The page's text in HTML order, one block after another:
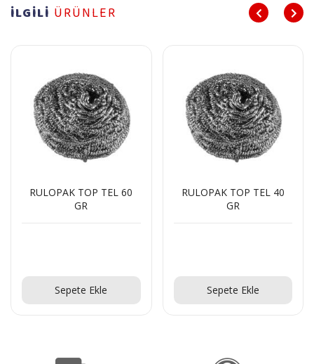
İLGİLİ ÜRÜNLER
RULOPAK TOP TEL 60
GR
Sepete Ekle
RULOPAK TOP TEL 40
GR
Sepete Ekle